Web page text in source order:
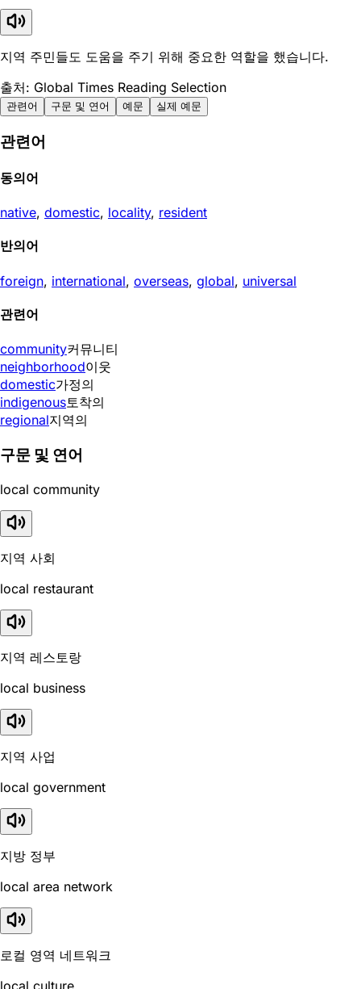
지역 주민들도 도움을 주기 위해 중요한 역할을 했습니다.
출처: Global Times Reading Selection
관련어 구문 및 연어 예문 실제 예문
관련어
동의어
native, domestic, locality, resident
반의어
foreign, international, overseas, global, universal
관련어
community커뮤니티
neighborhood이웃
domestic가정의
indigenous토착의
regional지역의
구문 및 연어
local community
지역 사회
local restaurant
지역 레스토랑
local business
지역 사업
local government
지방 정부
local area network
로컬 영역 네트워크
local culture